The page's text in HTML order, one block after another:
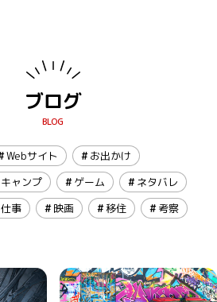
ブログ
Webサイト
お出かけ
キャンプ ゲーム
ネタバレ
仕事 映画 移住
考察